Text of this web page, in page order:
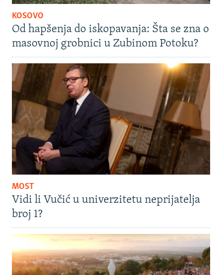
KOSOVO
Od hapšenja do iskopavanja: Šta se zna o
masovnoj grobnici u Zubinom Potoku?
MOST
Vidi li Vučić u univerzitetu neprijatelja
broj 1?